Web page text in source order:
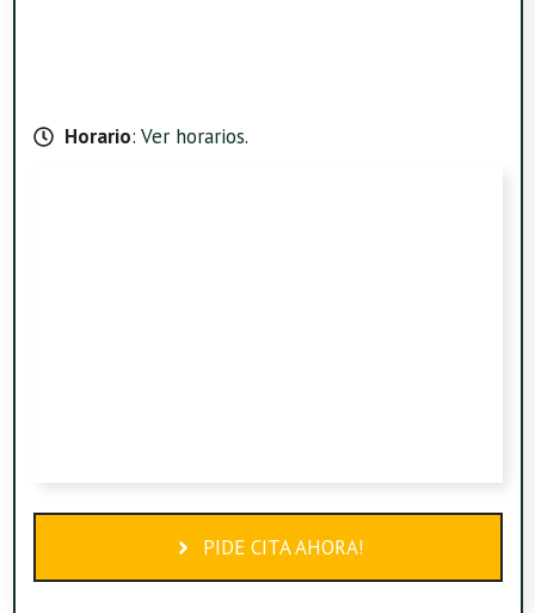
Horario: Ver horarios.
PIDE CITA AHORA!